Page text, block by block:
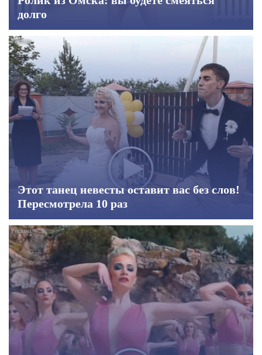
долго
Этот танец невесты оставит вас без слов!
Пересмотрела 10 раз